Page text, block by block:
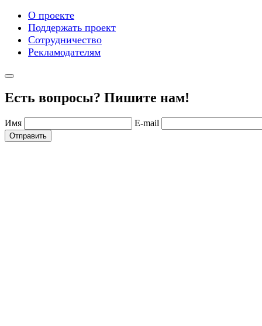
О проекте
Поддержать проект
Сотрудничество
Рекламодателям
Есть вопросы? Пишите нам!
Имя E-mail